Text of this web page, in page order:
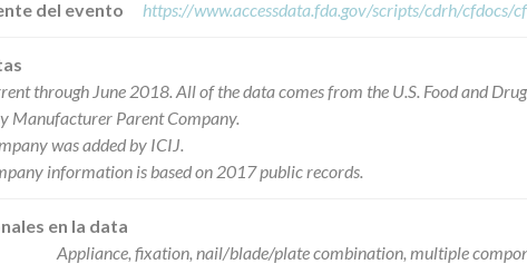
del evento https://www.accessdata.fda.gov/scripts/cdrh/cfdocs/
through June 2018. All of the data comes from the U.S. Food and
Manufacturer Parent Company.
was added by ICIJ.
information is based on 2017 public records.
en la data
Appliance, fixation, nail/blade/plate combination, multiple